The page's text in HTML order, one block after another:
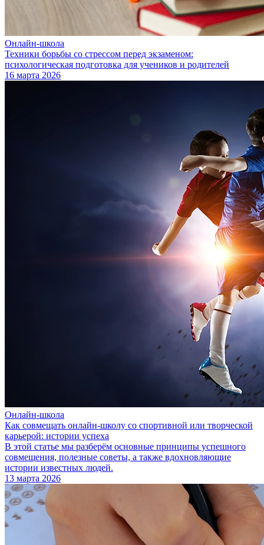
Онлайн-школа
Техники борьбы со стрессом перед экзаменом:
психологическая подготовка для учеников и родителей
16 марта 2026
Онлайн-школа
Как совмещать онлайн-школу со спортивной или творческой
карьерой: истории успеха
В этой статье мы разберём основные принципы успешного
совмещения, полезные советы, а также вдохновляющие
истории известных людей.
13 марта 2026